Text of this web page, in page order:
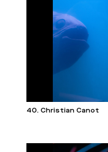
40. Christian Canot